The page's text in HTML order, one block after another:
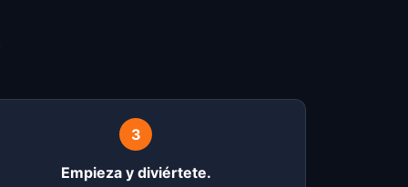
3
Empieza y diviértete.